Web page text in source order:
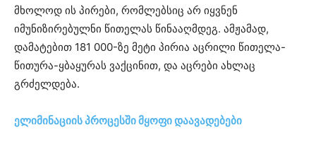
მხოლოდ ის პირები, რომლებსიც არ იყვნენ
იმუნიზირებულნი წითელას წინააღმდეგ. ამჟამად,
დამატებით 181 000-ზე მეტი პირია აცრილი წითელა-
წითურა-ყბაყურას ვაქცინით, და აცრები ახლაც
გრძელდება.
ელიმინაციის პროცესში მყოფი დაავადებები